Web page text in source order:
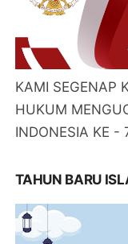
KAMI SEGENAP
HUKUM
INDONESIA KE -
TAHUN BARU